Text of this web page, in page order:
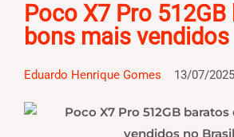
Poco X7 Pro
bons mais vendidos
Eduardo Henrique Gomes 13/07/2025